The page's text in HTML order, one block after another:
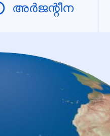
അര്‍ജന്റീന